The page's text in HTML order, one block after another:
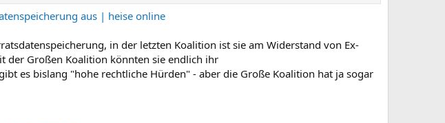
aus | heise online
in der letzten Koalition ist sie am Widerstand von Ex-
der Großen Koalition könnten sie endlich ihr
es bislang "hohe rechtliche Hürden" - aber die Große Koalition hat ja sogar